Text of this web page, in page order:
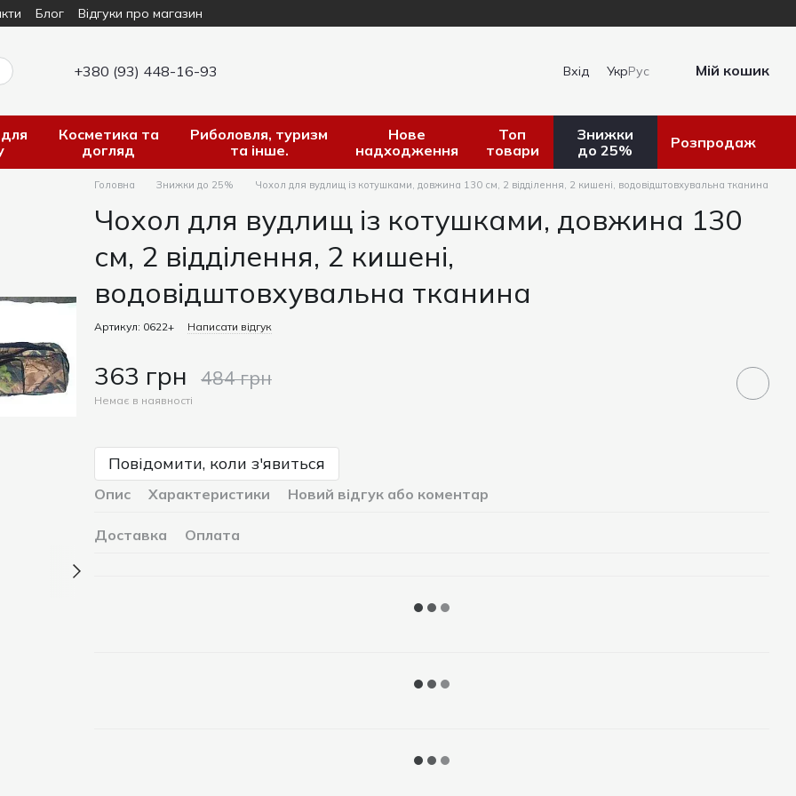
Блог Відгуки про магазин
+380 (93) 448-16-93 Вхід УкрРус Мій кошик
Косметика та
догляд
Риболовля, туризм
та інше.
Нове
надходження
Топ
товари
Знижки
до 25%
Розпродаж
Головна Знижки до 25% Чохол для вудлищ із котушками, довжина 130 см, 2 відділення, 2 кишені, водовідштовхувальна тканина
Чохол для вудлищ із котушками, довжина 130
см, 2 відділення, 2 кишені,
водовідштовхувальна тканина
Артикул: 0622+ Написати відгук
363 грн 484 грн
Немає в наявності
Повідомити, коли з'явиться
Опис Характеристики Новий відгук або коментар
Доставка Оплата